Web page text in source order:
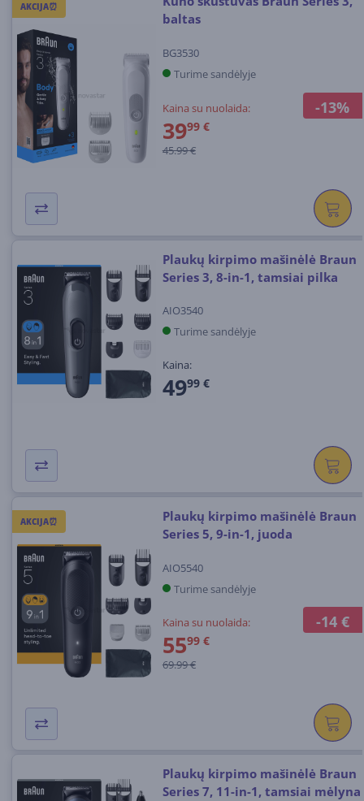
AKCIJA⏰
-13%
baltas
BG3530
Turime sandėlyje
Kaina su nuolaida:
3999 €
45.99 €
Plaukų kirpimo mašinėlė Braun
Series 3, 8-in-1, tamsiai pilka
AIO3540
Turime sandėlyje
Kaina:
4999 €
AKCIJA⏰
-14 €
Plaukų kirpimo mašinėlė Braun
Series 5, 9-in-1, juoda
AIO5540
Turime sandėlyje
Kaina su nuolaida:
5599 €
69.99 €
Plaukų kirpimo mašinėlė Braun
Series 7, 11-in-1, tamsiai mėlyna